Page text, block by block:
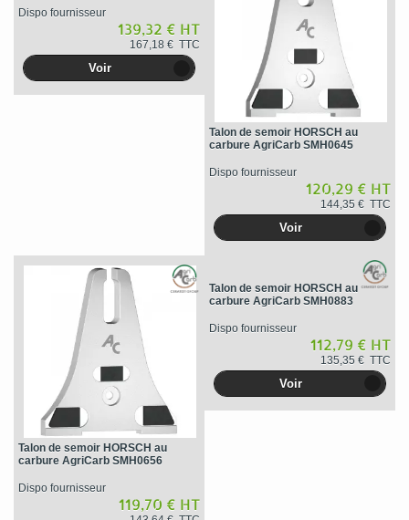
Dispo fournisseur
139,32 € HT
167,18 € TTC
Voir
Talon de semoir HORSCH au
carbure AgriCarb SMH0645
Dispo fournisseur
120,29 € HT
144,35 € TTC
Voir
Talon de semoir HORSCH au
carbure AgriCarb SMH0656
Dispo fournisseur
119,70 € HT
Talon de semoir HORSCH au
carbure AgriCarb SMH0883
Dispo fournisseur
112,79 € HT
135,35 € TTC
Voir